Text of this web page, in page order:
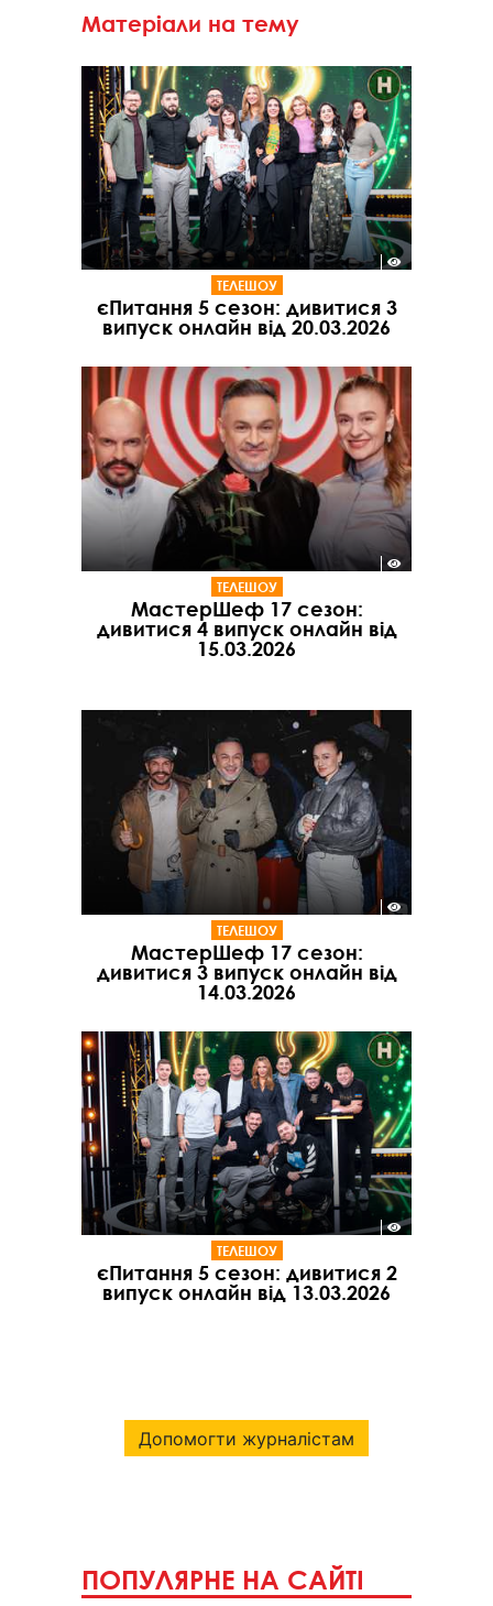
Матеріали на тему
ТЕЛЕШОУ
єПитання 5 сезон: дивитися 3
випуск онлайн від 20.03.2026
ТЕЛЕШОУ
МастерШеф 17 сезон:
дивитися 4 випуск онлайн від
15.03.2026
ТЕЛЕШОУ
МастерШеф 17 сезон:
дивитися 3 випуск онлайн від
14.03.2026
ТЕЛЕШОУ
єПитання 5 сезон: дивитися 2
випуск онлайн від 13.03.2026
Допомогти журналістам
ПОПУЛЯРНЕ НА САЙТІ